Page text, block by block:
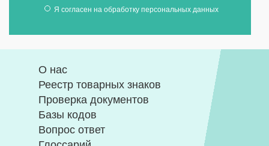
Я согласен на обработку персональных данных
О нас
Реестр товарных знаков
Проверка документов
Базы кодов
Вопрос ответ